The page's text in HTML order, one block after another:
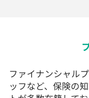
ファイナンシャル
ッフなど、保険の